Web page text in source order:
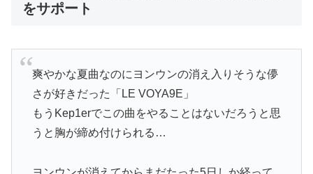
をサポート
爽やかな夏曲なのにヨンウンの消え入りそうな儚
さが好きだった「LE VOYA9E」
もうKep1erでこの曲をやることはないだろうと思
うと胸が締め付けられる…